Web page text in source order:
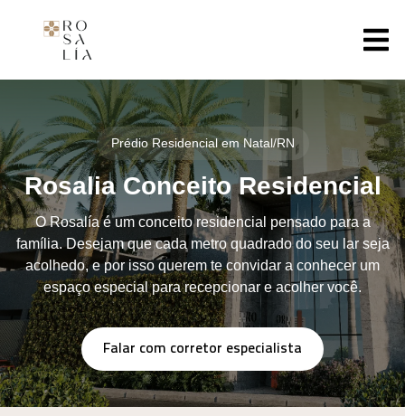
Prédio Residencial em Natal/RN
Rosalia Conceito Residencial
O Rosalía é um conceito residencial pensado para a
família. Desejam que cada metro quadrado do seu lar seja
acolhedo, e por isso querem te convidar a conhecer um
espaço especial para recepcionar e acolher você.
Falar com corretor especialista